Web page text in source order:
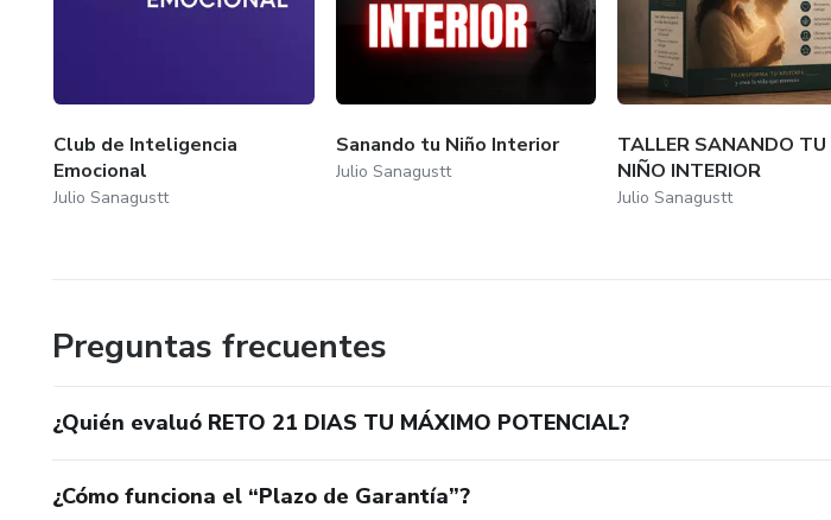
Club de Inteligencia
Emocional
Julio Sanagustt
Sanando tu Niño Interior
Julio Sanagustt
TALLER SANANDO TU
NIÑO INTERIOR
Julio Sanagustt
Preguntas frecuentes
¿Quién evaluó RETO 21 DIAS TU MÁXIMO POTENCIAL?
¿Cómo funciona el “Plazo de Garantía”?